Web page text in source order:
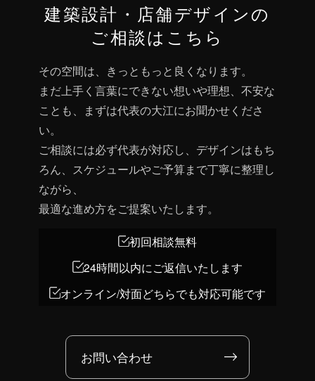
建築設計・店舗デザインの
ご相談はこちら
その空間は、きっともっと良くなります。
まだ上手く言葉にできない想いや理想、不安な
ことも、まずは代表の大江にお聞かせくださ
い。
ご相談には必ず代表が対応し、デザインはもち
ろん、スケジュールやご予算まで丁寧に整理し
ながら、
最適な進め方をご提案いたします。
初回相談無料
24時間以内にご返信いたします
オンライン/対面どちらでも対応可能です
お問い合わせ